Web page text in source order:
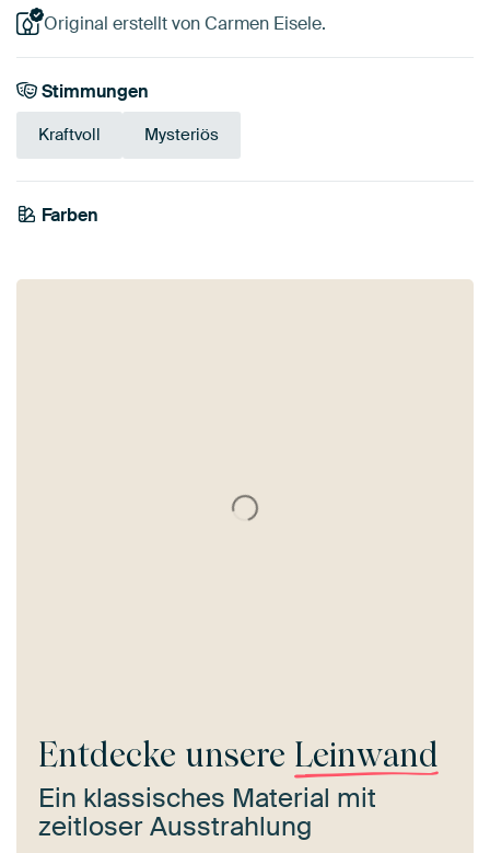
Original erstellt von Carmen Eisele.
Stimmungen
Kraftvoll Mysteriös
Farben
Beige
Bordeaux
Anthrazit
Entdecke unsere Leinwand
Ein klassisches Material mit
zeitloser Ausstrahlung